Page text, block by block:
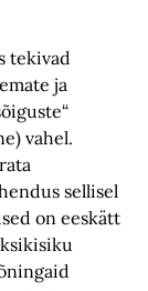
tekivad
ja
vahel.
sellisel
on eeskätt